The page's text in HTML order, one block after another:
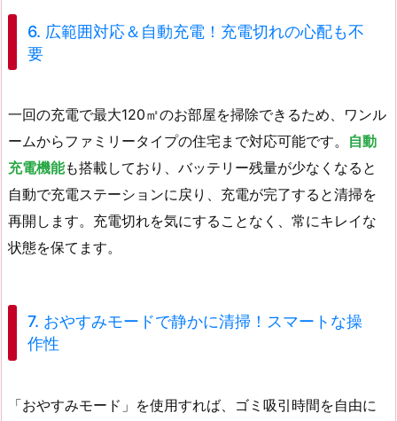
6. 広範囲対応＆自動充電！充電切れの心配も不
要
一回の充電で最大120㎡のお部屋を掃除できるため、ワンル
ームからファミリータイプの住宅まで対応可能です。 自動
充電機能も搭載しており、バッテリー残量が少なくなると
自動で充電ステーションに戻り、充電が完了すると清掃を
再開します。充電切れを気にすることなく、常にキレイな
状態を保てます。
7. おやすみモードで静かに清掃！スマートな操
作性
「おやすみモード」を使用すれば、ゴミ吸引時間を自由に